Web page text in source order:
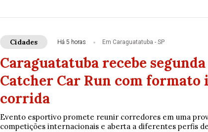
Cidades Há 5 horas Em Caraguatatuba - SP
Caraguatatuba recebe
Catcher Car Run com formato
corrida
Evento esportivo promete reunir corredores em uma
competições internacionais e aberta a diferentes perfis